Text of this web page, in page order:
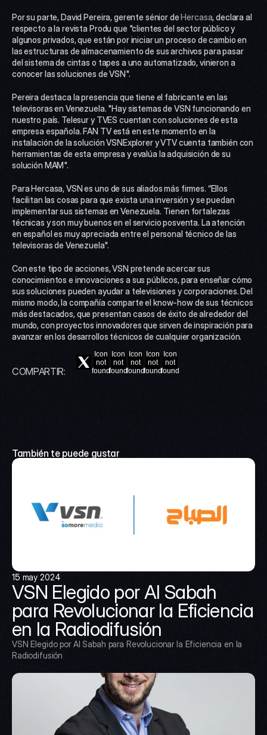
Por su parte, David Pereira, gerente sénior de Hercasa, declara al
respecto a la revista Produ que "clientes del sector público y
algunos privados, que están por iniciar un proceso de cambio en
las estructuras de almacenamiento de sus archivos para pasar
del sistema de cintas o tapes a uno automatizado, vinieron a
conocer las soluciones de VSN".
Pereira destaca la presencia que tiene el fabricante en las
televisoras en Venezuela. "Hay sistemas de VSN funcionando en
nuestro país. Telesur y TVES cuentan con soluciones de esta
empresa española. FAN TV está en este momento en la
instalación de la solución VSNExplorer y VTV cuenta también con
herramientas de esta empresa y evalúa la adquisición de su
solución MAM".
Para Hercasa, VSN es uno de sus aliados más firmes. “Ellos
facilitan las cosas para que exista una inversión y se puedan
implementar sus sistemas en Venezuela. Tienen fortalezas
técnicas y son muy buenos en el servicio posventa. La atención
en español es muy apreciada entre el personal técnico de las
televisoras de Venezuela".
Con este tipo de acciones, VSN pretende acercar sus
conocimientos e innovaciones a sus públicos, para enseñar cómo
sus soluciones pueden ayudar a televisiones y corporaciones. Del
mismo modo, la compañía comparte el know-how de sus técnicos
más destacados, que presentan casos de éxito de alrededor del
mundo, con proyectos innovadores que sirven de inspiración para
avanzar en los desarrollos técnicos de cualquier organización.
COMPARTIR:
Icon
not
found
Icon
not
found
Icon
not
found
Icon
not
found
Icon
not
found
También te puede gustar
15 may 2024
VSN Elegido por Al Sabah
para Revolucionar la Eficiencia
en la Radiodifusión
VSN Elegido por Al Sabah para Revolucionar la Eficiencia en la
Radiodifusión